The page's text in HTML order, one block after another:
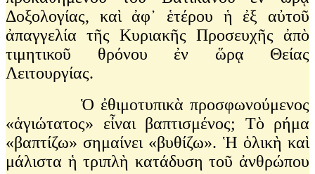
Δοξολογίας, καὶ ἀφ᾽ ἑτέρου ἡ ἐξ αὐτοῦ
ἀπαγγελία τῆς Κυριακῆς Προσευχῆς ἀπὸ
τιμητικοῦ θρόνου ἐν ὥρᾳ Θείας
Λειτουργίας.
Ὁ ἐθιμοτυπικὰ προσφωνούμενος
«ἁγιώτατος» εἶναι βαπτισμένος; Τὸ ρήμα
«βαπτίζω» σημαίνει «βυθίζω». Ἡ ὁλικὴ καὶ
μάλιστα ἡ τριπλὴ κατάδυση τοῦ ἀνθρώπου